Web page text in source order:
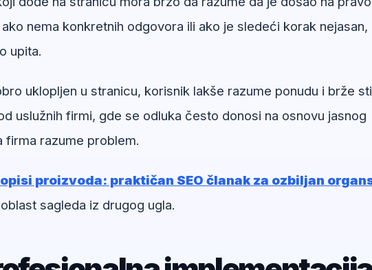
nema konkretnih odgovora ili ako je sledeći korak nejasan,
upita.
uklopljen u stranicu, korisnik lakše razume ponudu i brže
uslužnih firmi, gde se odluka često donosi na osnovu jasnog
firma razume problem.
opisi proizvoda: praktičan SEO članak za ozbiljan
sagleda iz drugog ugla.